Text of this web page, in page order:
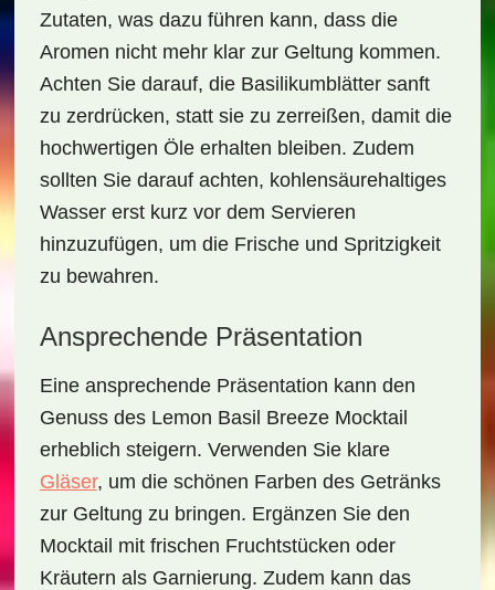
Zutaten, was dazu führen kann, dass die
Aromen nicht mehr klar zur Geltung kommen.
Achten Sie darauf, die Basilikumblätter sanft
zu zerdrücken, statt sie zu zerreißen, damit die
hochwertigen Öle erhalten bleiben. Zudem
sollten Sie darauf achten, kohlensäurehaltiges
Wasser erst kurz vor dem Servieren
hinzuzufügen, um die Frische und Spritzigkeit
zu bewahren.
Ansprechende Präsentation
Eine ansprechende Präsentation kann den
Genuss des Lemon Basil Breeze Mocktail
erheblich steigern. Verwenden Sie klare
Gläser, um die schönen Farben des Getränks
zur Geltung zu bringen. Ergänzen Sie den
Mocktail mit frischen Fruchtstücken oder
Kräutern als Garnierung. Zudem kann das